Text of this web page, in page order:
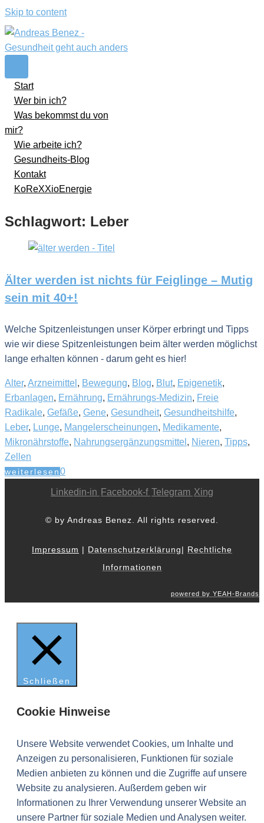
Skip to content
Start
Wer bin ich?
Was bekommst du von
mir?
Wie arbeite ich?
Gesundheits-Blog
Kontakt
KoReXXioEnergie
Schlagwort: Leber
Älter werden ist nichts für Feiglinge – Mutig
sein mit 40+!
Welche Spitzenleistungen unser Körper erbringt und Tipps
wie wir diese Spitzenleistungen beim älter werden möglichst
lange erhalten können - darum geht es hier!
Alter, Arzneimittel , Bewegung, Blog, Blut, Epigenetik,
Erbanlagen, Ernährung, Ernährungs-Medizin, Freie
Radikale, Gefäße, Gene, Gesundheit, Gesundheitshilfe,
Leber, Lunge, Mangelerscheinungen, Medikamente,
Mikronährstoffe, Nahrungsergänzungsmittel , Nieren, Tipps,
Zellen
weiterlesen0
Linkedin-in Facebook-f Telegram Xing
© by Andreas Benez. All rights reserved.
Impressum | Datenschutzerklärung| Rechtliche
Informationen
powered by YEAH-Brands
Schließen
Cookie Hinweise
Unsere Website verwendet Cookies, um Inhalte und
Anzeigen zu personalisieren, Funktionen für soziale
Medien anbieten zu können und die Zugriffe auf unsere
Website zu analysieren. Außerdem geben wir
Informationen zu Ihrer Verwendung unserer Website an
unsere Partner für soziale Medien und Analysen weiter.